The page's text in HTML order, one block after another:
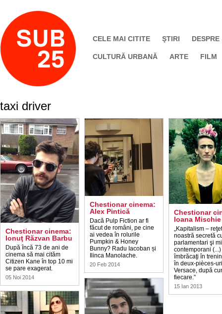
CELE MAI CITITE ŞTIRI DESPRE
CULTURĂ URBANĂ ARTE FILM
taxi driver
Chestionar cinema:
Ionuţ Răzvan Barbu
După încă 73 de ani de
cinema să mai cităm
Citizen Kane în top 10 mi
se pare exagerat.
05 Noi 2014
Chestionar cinema:
Alex Pintică
Dacă Pulp Fiction ar fi
făcut de români, pe cine
ai vedea în rolurile
Pumpkin & Honey
Bunny? Radu Iacoban și
Ilinca Manolache.
20 Feb 2014
Chestionar
Ioana Mischie
„Kapitalism –
noastră secretă
parlamentari şi
contemporani (...)
îmbrăcaţi în
în deux-pièces-uri
Versace, după
fiecare.”
15 Ian 2013